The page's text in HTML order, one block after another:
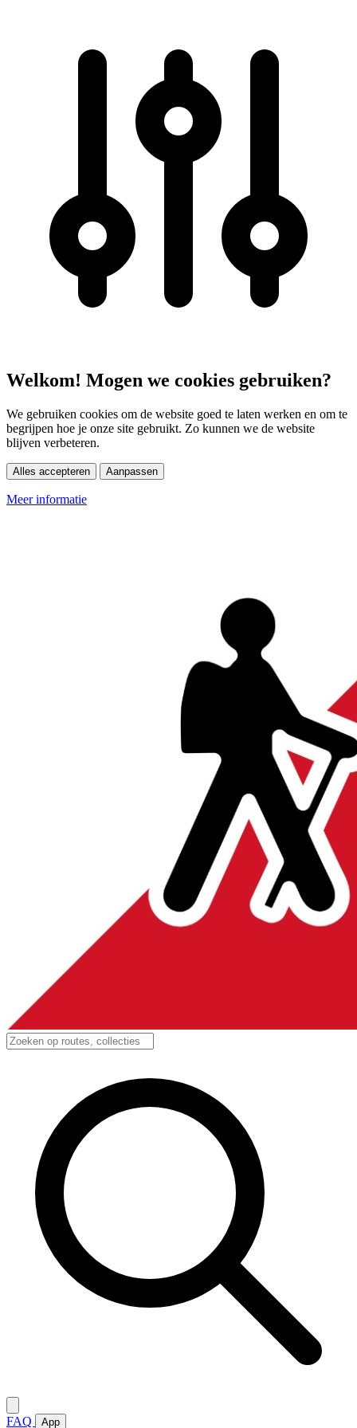
Welkom! Mogen we cookies gebruiken?
We gebruiken cookies om de website goed te laten werken en om te
begrijpen hoe je onze site gebruikt. Zo kunnen we de website
blijven verbeteren.
Alles accepteren Aanpassen
Meer informatie
FAQ App